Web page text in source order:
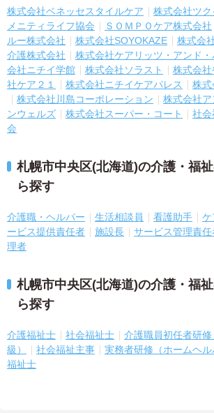
株式会社ベネッセスタイルケア 株式会社ツク
メニティライフ協会
ＳＯＭＰＯケア株式会社
ルー株式会社
株式会社SOYOKAZE 株式会
介護株式会社
株式会社ケアリッツ・アンド
会社ニチイ学館
株式会社ソラスト 株式会
社ケア２１
株式会社ニチイケアパレス
株式
株式会社川島コーポレーション
株式会社ア
ンウェルズ
株式会社スーパー・コート
社会
会
札幌市中央区(北海道)の介護・福
ら探す
介護職・ヘルパー 生活相談員 看護助手 ケ
ービス提供責任者
施設長 サービス管理責任
理者
札幌市中央区(北海道)の介護・福
ら探す
介護福祉士 社会福祉士
介護職員初任者研
級）
社会福祉主事 実務者研修（ホームヘル
福祉士